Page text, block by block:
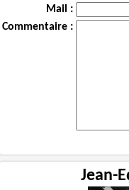
Mail :
Commentaire :
Jean-